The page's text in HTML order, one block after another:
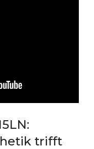
trifft